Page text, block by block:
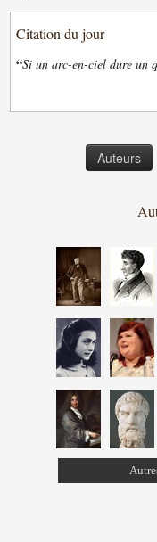
Citation du jour
“Si un arc-en-ciel dure un
Auteurs